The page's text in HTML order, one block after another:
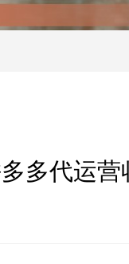
多代运营